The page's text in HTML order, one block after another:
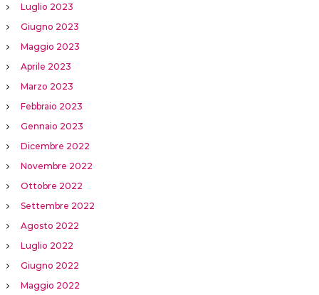
Luglio 2023
Giugno 2023
Maggio 2023
Aprile 2023
Marzo 2023
Febbraio 2023
Gennaio 2023
Dicembre 2022
Novembre 2022
Ottobre 2022
Settembre 2022
Agosto 2022
Luglio 2022
Giugno 2022
Maggio 2022